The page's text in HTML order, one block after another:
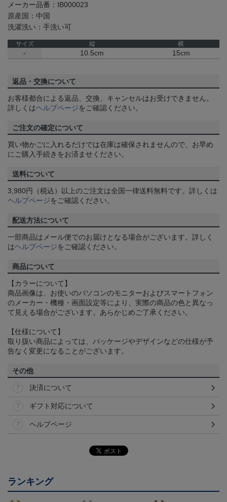
メーカー品番：IB000023
原産国：中国
洗濯洗い：手洗い可
サイズ 縦 横
- 10.5cm 15cm
返品・交換について
お客様都合による返品、交換、キャンセルはお受けできません。
詳しくはヘルプページをご確認ください。
ご注文の確定について
買い物かごに入れるだけでは在庫は確保されませんので、お早め
にご購入手続きをお済ませください。
送料について
3,980円（税込）以上のご注文は全国一律送料無料です。詳しくは
ヘルプページをご確認ください。
配送方法について
一部商品はメール便でのお届けとなる場合がございます。詳しく
はヘルプページをご確認ください。
商品について
【カラーについて】
商品画像は、お使いのパソコンのモニターおよびスマートフォン
のメーカー・機種・画面設定等により、実際の商品の色と異なっ
て見える場合がございます。あらかじめご了承ください。
【仕様について】
取り扱い商品によっては、パッケージやデザインなどの仕様が予
告なく変更になることがございます。
その他
決済について
ギフト対応について
ヘルプページ
ランキング